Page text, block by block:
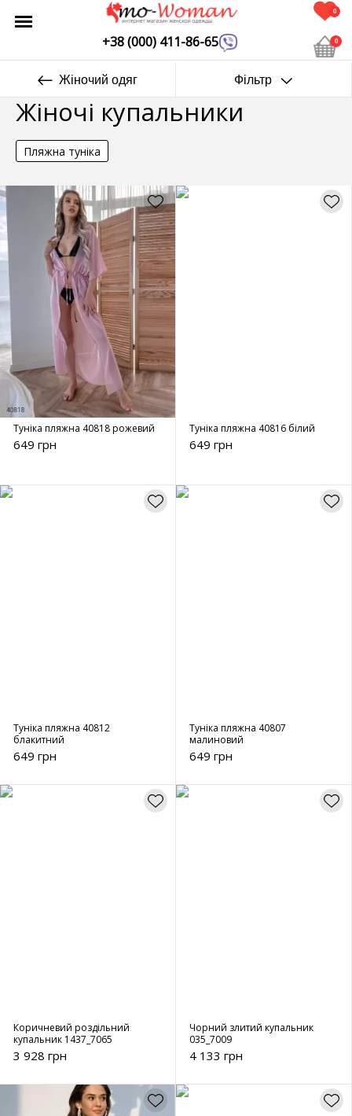
+38 (000) 411-86-65
0
0
Жіночий одяг Фільтр
Жіночі купальники
Пляжна туніка
Туніка пляжна 40818 рожевий
649 грн
Туніка пляжна 40816 білий
649 грн
Туніка пляжна 40812
блакитний
649 грн
Туніка пляжна 40807
малиновий
649 грн
Коричневий роздільний
купальник 1437_7065
3 928 грн
Чорний злитий купальник
035_7009
4 133 грн